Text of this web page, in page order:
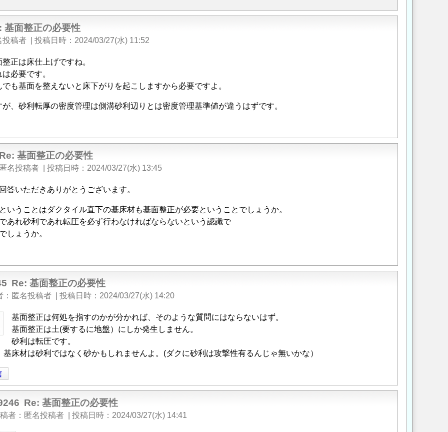
基面整正の必要性
投稿者 投稿日時 2024/03/27(水) 11:52
整正は床仕上げですね。
必要です。
でも基面を整えないと床下がりを起こしますから必要ですよ。
、砂利転厚の密度管理は側溝砂利辺りとは密度管理基準値が違うはずです。
基面整正の必要性
名投稿者 投稿日時 2024/03/27(水) 13:45
答いただきありがとうございます。
いうことはダクタイル直下の基床材も基面整正が必要ということでしょうか。
あれ砂利であれ転圧を必ず行わなければならないという認識で
しょうか。
Re: 基面整正の必要性
匿名投稿者 投稿日時 2024/03/27(水) 14:20
基面整正は何処を指すのかが分かれば、そのような質問にはならないはず。
基面整正は土(要するに地盤）にしか発生しません。
砂利は転圧です。
基床材は砂利ではなく砂かもしれませんよ。(ダクに砂利は攻撃性有るんじゃ無いかな）
Re: 基面整正の必要性
者 匿名投稿者 投稿日時 2024/03/27(水) 14:41